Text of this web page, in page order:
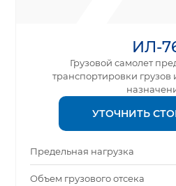
ИЛ-
Грузовой самолет
транспортировки грузов
УТОЧНИТЬ
Предельная нагрузка
Объем грузового отсека